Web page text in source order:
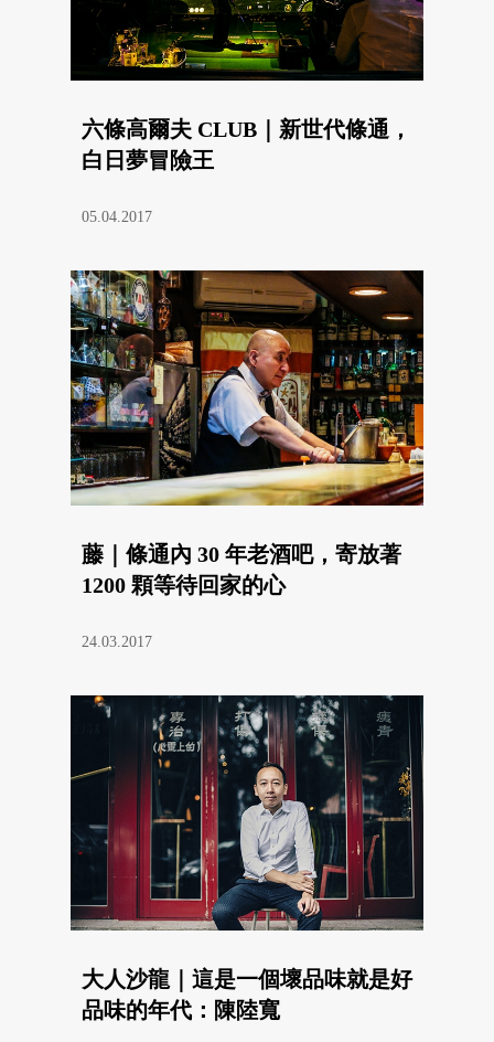
六條高爾夫 CLUB｜新世代條通，
白日夢冒險王
05.04.2017
藤｜條通內 30 年老酒吧，寄放著
1200 顆等待回家的心
24.03.2017
大人沙龍｜這是一個壞品味就是好
品味的年代：陳陸寬